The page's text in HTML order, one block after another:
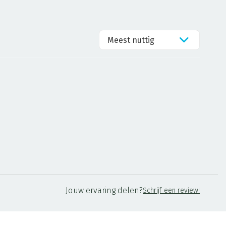
Meest nuttig
Jouw ervaring delen?Schrijf een review!